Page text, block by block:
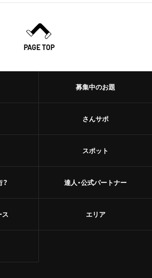
PAGE TOP
ス
募集中のお題
さんサポ
スポット
達人・公式パートナー
エリア